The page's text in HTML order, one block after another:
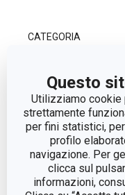
Questo
Utilizziamo cookie
strettamente
per fini statistici,
profilo
navigazione. Per
clicca sul
informazioni,
CATEGORIA
LINEA DI PRODOTTO
MATERIALE
TIPO
EAN